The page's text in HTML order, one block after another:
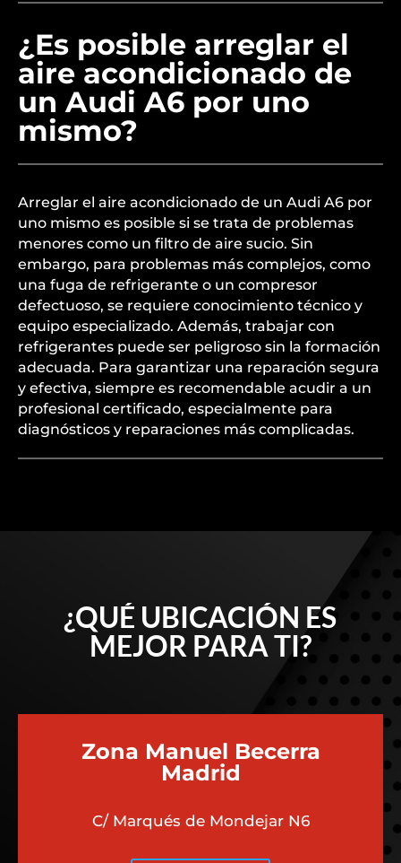
¿Es posible arreglar el
aire acondicionado de
un Audi A6 por uno
mismo?
Arreglar el aire acondicionado de un Audi A6 por
uno mismo es posible si se trata de problemas
menores como un filtro de aire sucio. Sin
embargo, para problemas más complejos, como
una fuga de refrigerante o un compresor
defectuoso, se requiere conocimiento técnico y
equipo especializado. Además, trabajar con
refrigerantes puede ser peligroso sin la formación
adecuada. Para garantizar una reparación segura
y efectiva, siempre es recomendable acudir a un
profesional certificado, especialmente para
diagnósticos y reparaciones más complicadas.
¿QUÉ UBICACIÓN ES
MEJOR PARA TI?
Zona Manuel Becerra
Madrid
C/ Marqués de Mondejar N6